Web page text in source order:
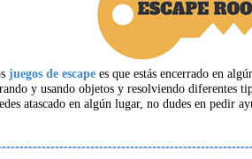
juegos de escape es que estás encerrado en
y usando objetos y resolviendo diferentes
atascado en algún lugar, no dudes en pedir